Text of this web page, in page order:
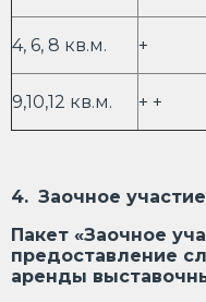
4, 6, 8 кв.м. +
9,10,12 кв.м. + +
4. Заочное
Пакет «Заочное
предоставление
аренды